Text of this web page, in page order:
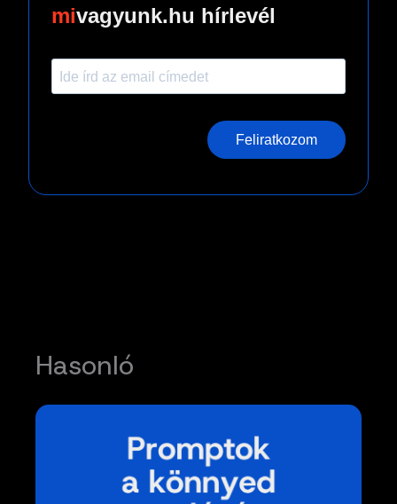
vagyunk.hu hírlevél
Feliratkozom
Hasonló